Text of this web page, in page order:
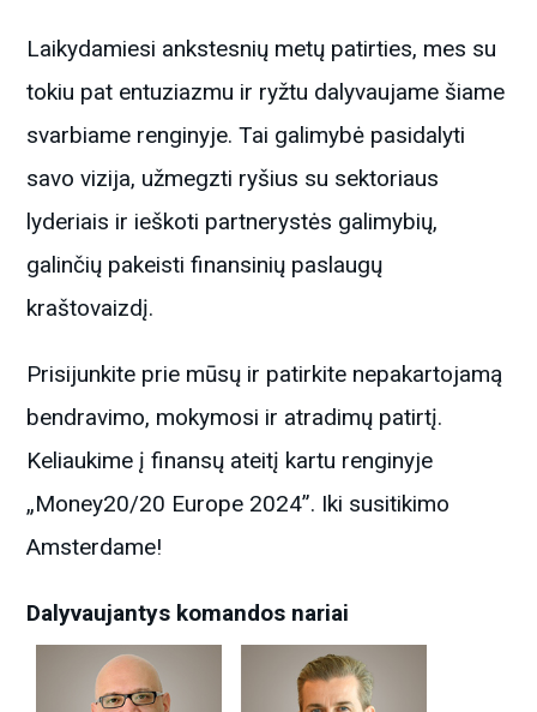
Laikydamiesi ankstesnių metų patirties, mes su
tokiu pat entuziazmu ir ryžtu dalyvaujame šiame
svarbiame renginyje. Tai galimybė pasidalyti
savo vizija, užmegzti ryšius su sektoriaus
lyderiais ir ieškoti partnerystės galimybių,
galinčių pakeisti finansinių paslaugų
kraštovaizdį.
Prisijunkite prie mūsų ir patirkite nepakartojamą
bendravimo, mokymosi ir atradimų patirtį.
Keliaukime į finansų ateitį kartu renginyje
„Money20/20 Europe 2024”. Iki susitikimo
Amsterdame!
Dalyvaujantys komandos nariai